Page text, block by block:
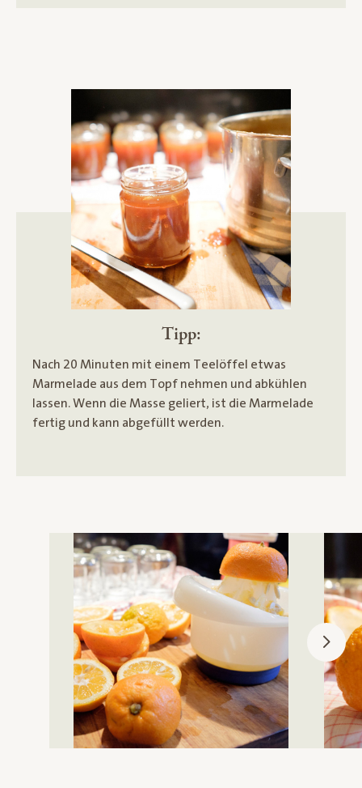
Tipp:
Nach 20 Minuten mit einem Teelöffel etwas
Marmelade aus dem Topf nehmen und abkühlen
lassen. Wenn die Masse geliert, ist die Marmelade
fertig und kann abgefüllt werden.